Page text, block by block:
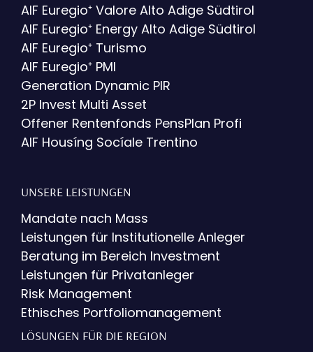
AIF Euregio⁺ Valore Alto Adige Südtirol
AIF Euregio⁺ Energy Alto Adige Südtirol
AIF Euregio⁺ Turismo
AIF Euregio⁺ PMI
Generation Dynamic PIR
2P Invest Multi Asset
Offener Rentenfonds PensPlan Profi
AIF Housíng Socíale Trentino
UNSERE LEISTUNGEN
Mandate nach Mass
Leistungen für Institutionelle Anleger
Beratung im Bereich Investment
Leistungen für Privatanleger
Risk Management
Ethisches Portfoliomanagement
LÖSUNGEN FÜR DIE REGION